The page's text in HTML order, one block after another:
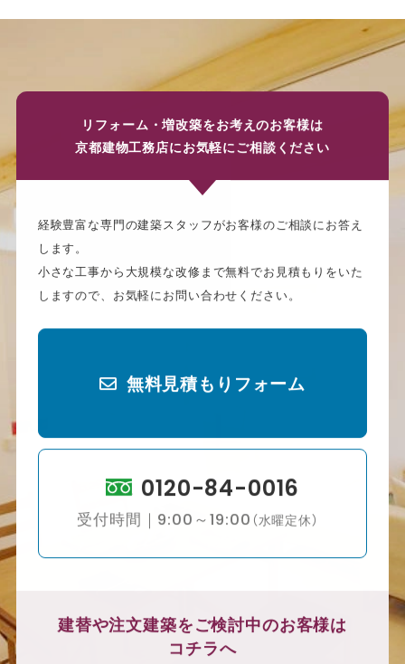
リフォーム・増改築をお考えのお客様は
京都建物工務店にお気軽にご相談ください
経験豊富な専門の建築スタッフがお客様のご相談にお答え
します。
小さな工事から大規模な改修まで無料でお見積もりをいた
しますので、お気軽にお問い合わせください。
無料見積もりフォーム
0120-84-0016
受付時間｜9:00～19:00 （水曜定休）
建替や注文建築をご検討中のお客様は
コチラへ